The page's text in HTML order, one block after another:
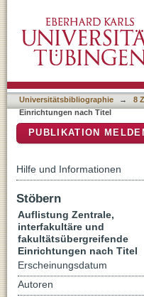
Universitätsbibliographie →
8
Einrichtungen nach Titel
PUBLIKATION
Hilfe und Informationen
Stöbern
Auflistung Zentrale,
interfakultäre und
fakultätsübergreifende
Einrichtungen nach Titel
Erscheinungsdatum
Autoren